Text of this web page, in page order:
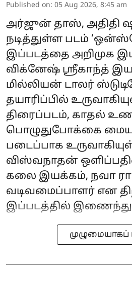
Published on: 05 Aug 2026, 8:45 am
அர்ஜுன் தாஸ், அதிதி
நடித்துள்ள படம்
இப்படத்தை அறிமுக
விக்னேஷ் ஸ்ரீகாந்த்
மில்லியன் டாலர்
தயாரிப்பில்
திரைப்படம், காதல்
பொழுதுபோக்கை
படைப்பாக
விஸ்வநாதன்
கலை இயக்கம், நவா
வடிவமைப்பாளர் என
இப்படத்தில்
முழுமையாகப்